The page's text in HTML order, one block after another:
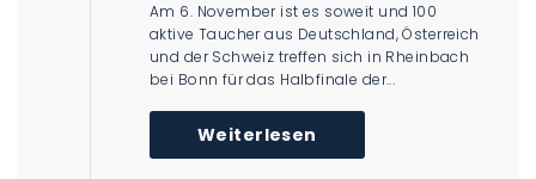
Am 6. November ist es soweit und 100
aktive Taucher aus Deutschland, Österreich
und der Schweiz treffen sich in Rheinbach
bei Bonn für das Halbfinale der...
Weiterlesen